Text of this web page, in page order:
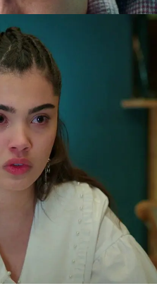
en empeorar.
Leyla
los médicos no logran
y poco a poco
a Tolga la doctora
y resulta
con urgencia un
autoriza la
de Leyla destroza a
ha muerto y ha
antes de abrazarlo.
que está cenando en
juntos. Atónito,
no
mayor enemigo
y no a